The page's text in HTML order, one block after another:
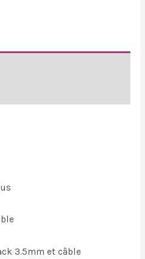
3.5mm et câble